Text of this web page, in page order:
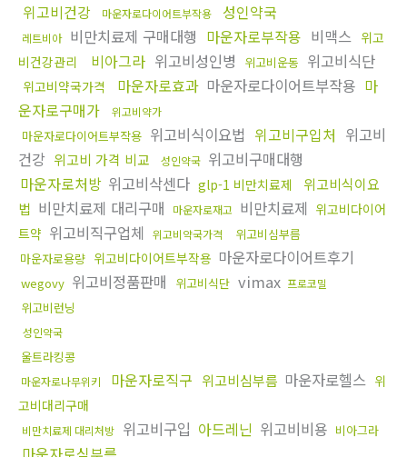
위고비건강
마운자로다이어트부작용 성인약국
레트비아 비만치료제 구매대행 마운자로부작용 비맥스 위고
비건강관리
비아그라 위고비성인병 위고비운동 위고비식단
위고비약국가격 마운자로효과 마운자로다이어트부작용 마
운자로구매가
위고비약가
마운자로다이어트부작용 위고비식이요법 위고비구입처 위고비
건강 위고비 가격 비교 성인약국 위고비구매대행
마운자로처방 위고비삭센다 glp-1 비만치료제
위고비식이요
법 비만치료제 대리구매 마운자로재고 비만치료제 위고비다이어
트약 위고비직구업체 위고비약국가격
위고비심부름
마운자로용량 위고비다이어트부작용 마운자로다이어트후기
wegovy 위고비정품판매 위고비식단 vimax 프로코밀
위고비런닝
성인약국
울트라킹콩
마운자로나무위키 마운자로직구 위고비심부름 마운자로헬스 위
고비대리구매
비만치료제 대리처방 위고비구입 아드레닌 위고비비용 비아그라